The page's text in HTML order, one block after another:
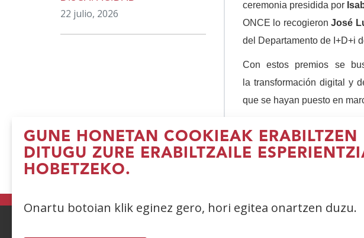
GUNE HONETAN COOKIEAK ERABILTZEN
DITUGU ZURE ERABILTZAILE
HOBETZEKO.
Onartu botoian klik eginez gero, hori egitea onartzen duzu.
ceremonia presidida por
ONCE lo recogieronJosé
del Departamento de I+D+i
Con estos premios se
la transformación digital y
que se hayan puesto en
berrian)berrian)berrian)
22 julio, 2026